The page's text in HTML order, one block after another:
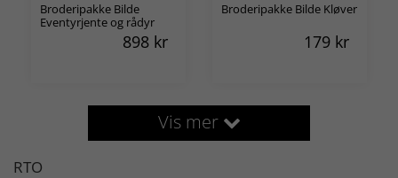
Broderipakke Bilde
Eventyrjente og rådyr
898 kr
Broderipakke Bilde Kløver
179 kr
Vis mer
RTO